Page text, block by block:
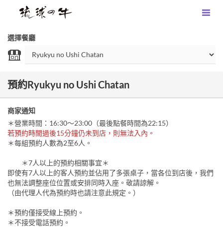
選擇餐廳
預約Ryukyu no Ushi Chatan
商家通知
＊營業時間：16:30～23:00（最後點餐時間為22:15）
若預約時間過後15分鐘仍未到店，則無法入內。
＊每組預約人數為2至6人。
＊7人以上的預約相關事宜＊
即使有7人以上的客人預約並佔用了多張桌子，當各位到店後，我們
也無法調整座位位置或安排同時入座。敬請諒解。
（由代理人代為預約時也請注意此規定。）
＊預約僅接受線上預約。
＊不接受電話預約。